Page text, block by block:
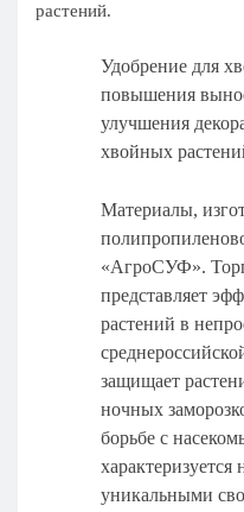
растений.
Удобрение для
повышения
улучшения
хвойных
Материалы,
«АгроСУФ».
представляет
растений в
защищает
ночных
борьбе с
уникальными